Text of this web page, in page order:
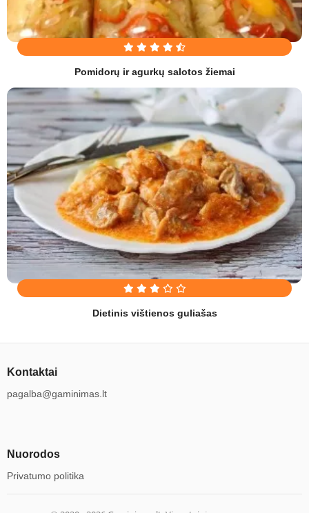
Pomidorų ir agurkų salotos žiemai
Dietinis vištienos guliašas
Kontaktai
pagalba@gaminimas.lt
Nuorodos
Privatumo politika